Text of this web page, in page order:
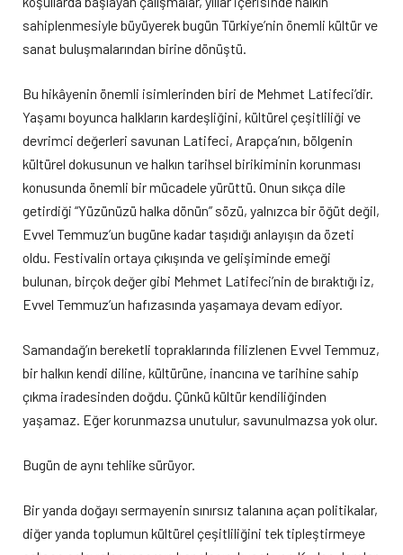
sahiplenmesiyle büyüyerek bugün Türkiye’nin önemli kültür ve
sanat buluşmalarından birine dönüştü.
Bu hikâyenin önemli isimlerinden biri de Mehmet Latifeci’dir.
Yaşamı boyunca halkların kardeşliğini, kültürel çeşitliliği ve
devrimci değerleri savunan Latifeci, Arapça’nın, bölgenin
kültürel dokusunun ve halkın tarihsel birikiminin korunması
konusunda önemli bir mücadele yürüttü. Onun sıkça dile
getirdiği “Yüzünüzü halka dönün” sözü, yalnızca bir öğüt değil,
Evvel Temmuz’un bugüne kadar taşıdığı anlayışın da özeti
oldu. Festivalin ortaya çıkışında ve gelişiminde emeği
bulunan, birçok değer gibi Mehmet Latifeci’nin de bıraktığı iz,
Evvel Temmuz’un hafızasında yaşamaya devam ediyor.
Samandağ’ın bereketli topraklarında filizlenen Evvel Temmuz,
bir halkın kendi diline, kültürüne, inancına ve tarihine sahip
çıkma iradesinden doğdu. Çünkü kültür kendiliğinden
yaşamaz. Eğer korunmazsa unutulur, savunulmazsa yok olur.
Bugün de aynı tehlike sürüyor.
Bir yanda doğayı sermayenin sınırsız talanına açan politikalar,
diğer yanda toplumun kültürel çeşitliliğini tek tipleştirmeye